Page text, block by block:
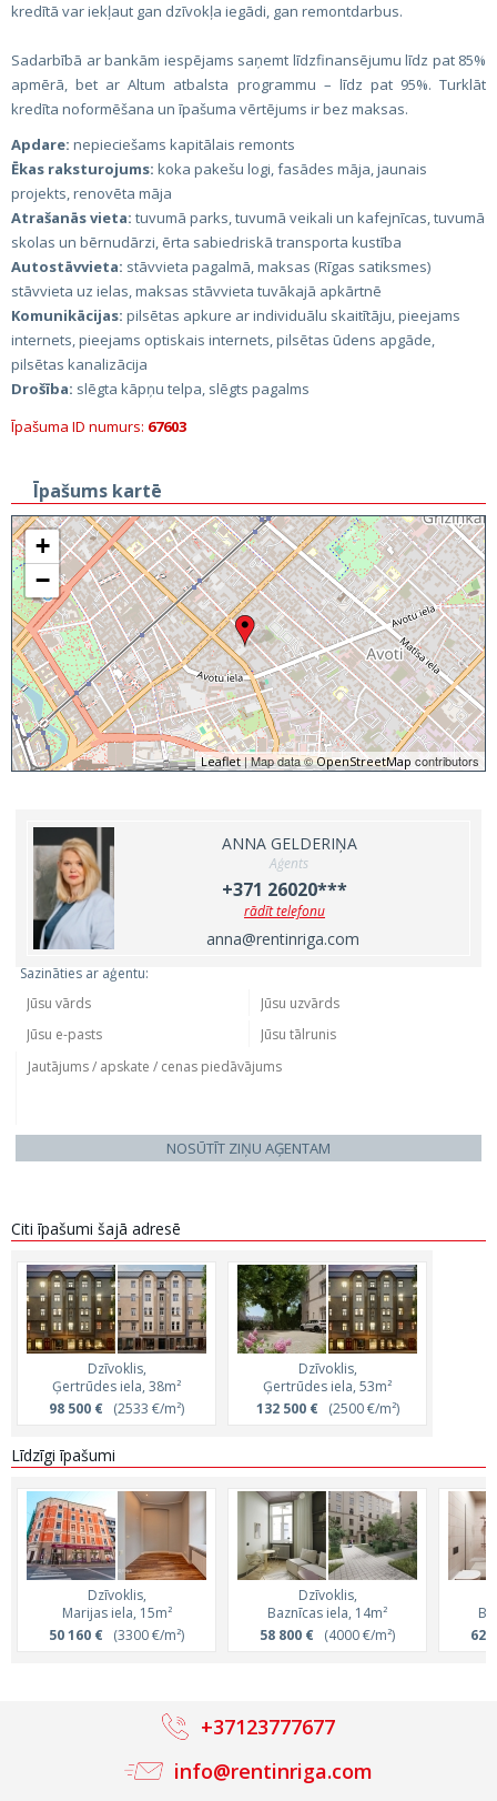
kredītā var iekļaut gan dzīvokļa iegādi, gan remontdarbus.
Sadarbībā ar bankām iespējams saņemt līdzfinansējumu līdz pat 85%
apmērā, bet ar Altum atbalsta programmu – līdz pat 95%. Turklāt
kredīta noformēšana un īpašuma vērtējums ir bez maksas.
Apdare: nepieciešams kapitālais remonts
Ēkas raksturojums: koka pakešu logi, fasādes māja, jaunais
projekts, renovēta māja
Atrašanās vieta: tuvumā parks, tuvumā veikali un kafejnīcas, tuvumā
skolas un bērnudārzi, ērta sabiedriskā transporta kustība
Autostāvvieta: stāvvieta pagalmā, maksas (Rīgas satiksmes)
stāvvieta uz ielas, maksas stāvvieta tuvākajā apkārtnē
Komunikācijas: pilsētas apkure ar individuālu skaitītāju, pieejams
internets, pieejams optiskais internets, pilsētas ūdens apgāde,
pilsētas kanalizācija
Drošība: slēgta kāpņu telpa, slēgts pagalms
Īpašuma ID numurs: 67603
Īpašums kartē
+
−
Leaflet| Map data ©OpenStreetMap contributors
ANNA GELDERIŅA
Aģents
+371 26020***
rādīt telefonu
anna@rentinriga.com
Sazināties ar aģentu:
NOSŪTĪT ZIŅU AĢENTAM
Citi īpašumi šajā adresē
Dzīvoklis,
Ģertrūdes iela, 38m²
98 500 € (2533 €/m²)
Dzīvoklis,
Ģertrūdes iela, 53m²
132 500 €(2500 €/m²)
Līdzīgi īpašumi
Dzīvoklis,
Marijas iela, 15m²
50 160 € (3300 €/m²)
Dzīvoklis,
Baznīcas iela, 14m²
58 800 € (4000 €/m²)
62
info@rentinriga.com
+37123777677